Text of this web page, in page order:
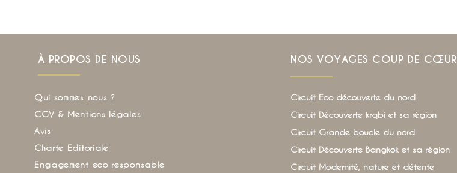
À PROPOS DE NOUS
Qui sommes nous ?
CGV & Mentions légales
Avis
Charte Editoriale
Engagement eco responsable
NOS VOYAGES COUP DE CŒUR
Circuit Eco découverte du nord
Circuit Découverte krqbi et sa région
Circuit Grande boucle du nord
Circuit Découverte Bangkok et sa région
Circuit Modernité, nature et détente